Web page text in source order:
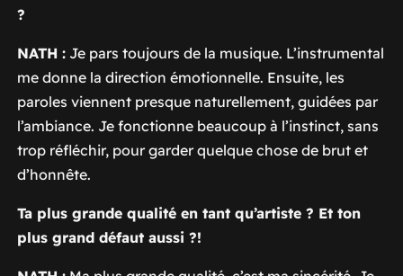
?
NATH :Je pars toujours de la musique. L’instrumental
me donne la direction émotionnelle. Ensuite, les
paroles viennent presque naturellement, guidées par
l’ambiance. Je fonctionne beaucoup à l’instinct, sans
trop réfléchir, pour garder quelque chose de brut et
d’honnête.
Ta plus grande qualité en tant qu’artiste ? Et ton
plus grand défaut aussi ?!